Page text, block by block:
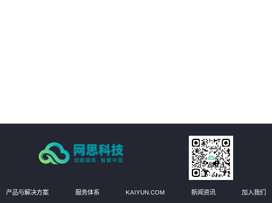
产品与解决方案 服务体系 KAIYUN.COM 新闻资讯 加入我们